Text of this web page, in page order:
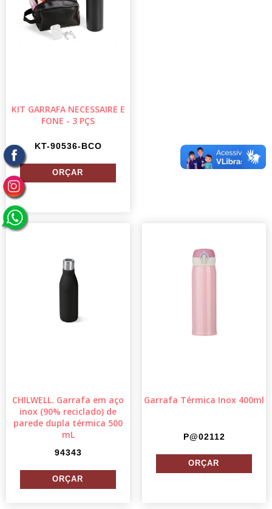
KIT GARRAFA NECESSAIRE E
FONE - 3 PÇS
KT-90536-BCO
CHILWELL. Garrafa em aço
inox (90% reciclado) de
parede dupla térmica 500
mL
94343
Garrafa Térmica Inox 400ml
P@02112